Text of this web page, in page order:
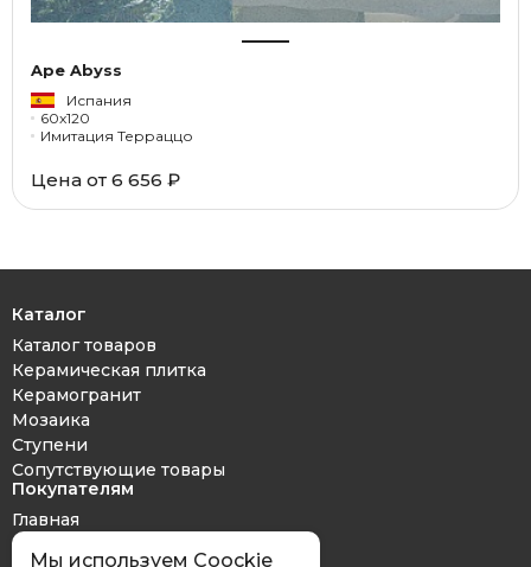
Ape Abyss
Испания
60x120
Имитация Терраццо
Цена от 6 656 ₽
Каталог
Каталог товаров
Керамическая плитка
Керамогранит
Мозаика
Ступени
Сопутствующие товары
Покупателям
Главная
Дизайн проект
Мы используем Coockie